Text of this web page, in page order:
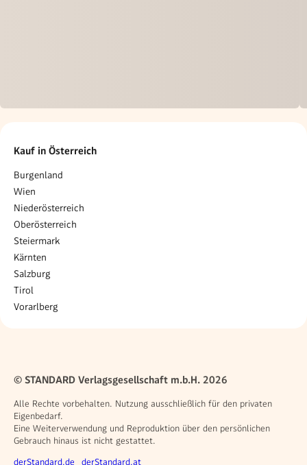
Kauf in Österreich
Burgenland
Wien
Niederösterreich
Oberösterreich
Steiermark
Kärnten
Salzburg
Tirol
Vorarlberg
© STANDARD Verlagsgesellschaft m.b.H. 2026
Alle Rechte vorbehalten. Nutzung ausschließlich für den privaten
Eigenbedarf.
Eine Weiterverwendung und Reproduktion über den persönlichen
Gebrauch hinaus ist nicht gestattet.
Weitere Angebote
derStandard.de derStandard.at